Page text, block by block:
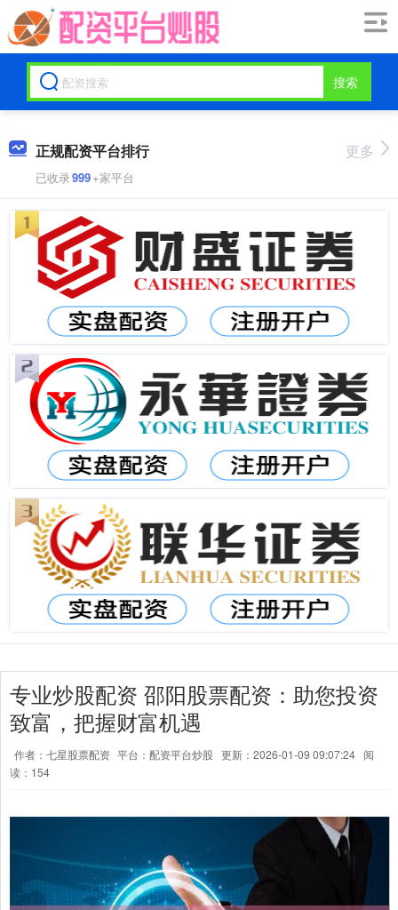
搜索
正规配资平台排行
已收录999+家平台
更多
专业炒股配资 邵阳股票配资：助您投资
致富，把握财富机遇
作者：七星股票配资 平台：配资平台炒股 更新：2026-01-09 09:07:24 阅
读：154